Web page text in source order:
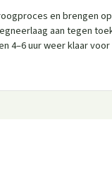
en brengen
aan tegen
4–6 uur weer klaar